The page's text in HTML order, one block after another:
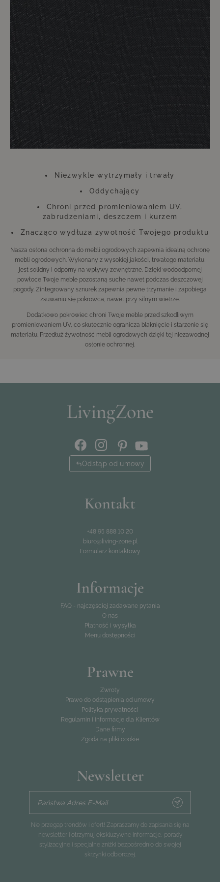
Zabezpieczenie mebli tymi pokrowcami zajmuje dosłownie chwilę.
Osiągane dzięki temu korzyści utrzymują się znacznie dłużej. Pokrowce
stawiają opór zbyt intensywnemu promieniowaniu słonecznemu i innym
niekorzystnym warunkom pogodowym. Właśnie na tym akcesorium
absolutnie nie powinno się oszczędzać. Ta niewielka inwestycja zwróci
się stokrotnie, dzięki czemu przez długi czas będziesz mógł cieszyć się
meblami wyglądającymi jak nowe.
Należy pamiętać, że pokrowce mogą zmieniać kolor pod wpływem
promieniowania UV. Nie wpływa to jednak ani na funkcję, ani na trwałość
pokrowca. Pokrowiec wykonany jest z poliestru.
Niezwykle wytrzymały i trwały
Oddychający
Chroni przed promieniowaniem UV,
zabrudzeniami, deszczem i kurzem
Znacząco wydłuża żywotność Twojego produktu
Nasza osłona ochronna do mebli ogrodowych zapewnia idealną ochronę
mebli ogrodowych. Wykonany z wysokiej jakości, trwałego materiału,
jest solidny i odporny na wpływy zewnętrzne. Dzięki wodoodpornej
powłoce Twoje meble pozostaną suche nawet podczas deszczowej
pogody. Zintegrowany sznurek zapewnia pewne trzymanie i zapobiega
zsuwaniu się pokrowca, nawet przy silnym wietrze.
Dodatkowo pokrowiec chroni Twoje meble przed szkodliwym
promieniowaniem UV, co skutecznie ogranicza blaknięcie i starzenie się
materiału. Przedłuż żywotność mebli ogrodowych dzięki tej niezawodnej
osłonie ochronnej.
Odstąp od umowy
Kontakt
+48 95 888 10 20
biuro@living-zone.pl
Formularz kontaktowy
Informacje
FAQ - najczęściej zadawane pytania
O nas
Płatność i wysyłka
Menu dostępności
Prawne
Zwroty
Prawo do odstąpienia od umowy
Polityka prywatności
Regulamin i informacje dla Klientów
Dane firmy
Zgoda na pliki cookie
Newsletter
Państwa Adres E-Mail
Nie przegap trendów i ofert! Zapraszamy do zapisania się na
newsletter i otrzymuj ekskluzywne informacje, porady
stylizacyjne i specjalne zniżki bezpośrednio do swojej
skrzynki odbiorczej.